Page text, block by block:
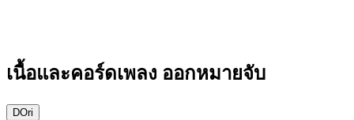
เนื้อและคอร์ดเพลง ออกหมายจับ
DOri